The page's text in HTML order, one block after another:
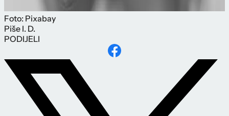
Foto: Pixabay
Piše I. D.
PODIJELI